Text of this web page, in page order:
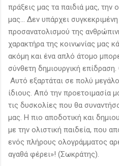
πράξεις μας τα παιδιά μας, την
μας... Δεν υπάρχει
προσανατολισμού της
χαρακτήρα της κοινωνίας μας
ακόμη και ένα απλό άτομο
σύνθετη δημιουργική
Αυτό εξαρτάται σε πολύ
ίδιους. Από την προετοιμασία
τις δυσκολίες που θα
μας. Η πιο αποδοτική και
με την ολιστική παιδεία, που
ενός πλήρους ολογράμματος
αγαθά φέρει»! (Σωκράτης).